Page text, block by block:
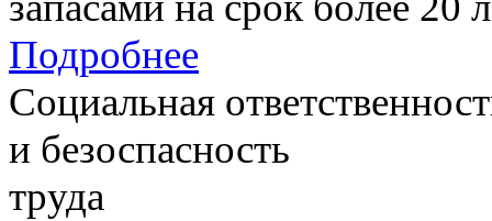
Подробнее
Социальная
и безоспасность
труда